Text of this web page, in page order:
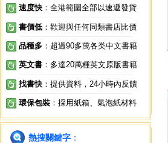
速度快 ：全港範圍全部以速遞發貨
書價低 ：歡迎與任何同類書店比價
品種多 ：超過90多萬各类中文書籍
英文書 ：多達20萬種英文原版書籍
找書快 ：提供資料，24小時內反饋
環保包裝 ：採用紙箱、氣泡紙材料
熱搜關鍵字 ：